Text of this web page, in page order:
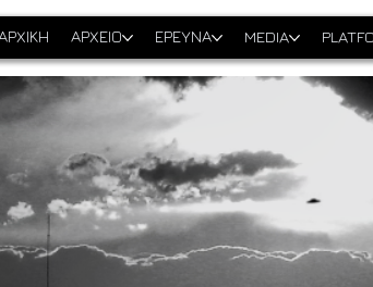
ΑΡΧΕΙΟ ΕΡΕΥΝΑ MEDIA